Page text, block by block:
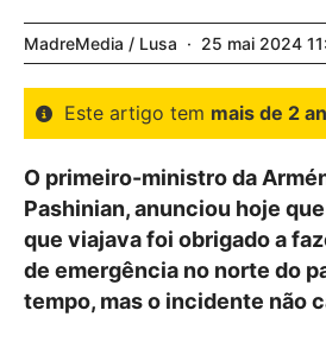
MadreMedia / Lusa 25 mai 2024
Este artigo tem mais de 2
O primeiro-ministro da
Pashinian, anunciou hoje
que viajava foi obrigado a
de emergência no norte do
tempo, mas o incidente não